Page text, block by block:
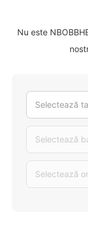
Nu este
Selectează
Selectează
Selectează